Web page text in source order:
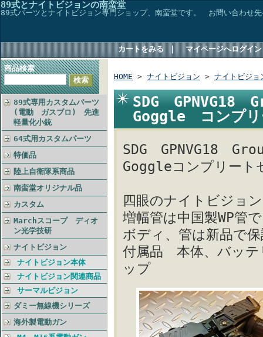
89式とナイトビジョンの南蛮堂
89式パーツとナイトビジョン専門ショップ、南蛮堂です。 お問い合
カートをみる マイページへログイン
商品検索
89式専用カスタムパーツ
(電動 ガスブロ) 先進
軽量化小銃
64式用カスタムパーツ
特価品
陸上自衛隊系商品
南蛮堂オリジナル品
カスタム
Marchスコープ ディオ
ン光学技研
ナイトビジョン
ナイトビジョン本体
ナイトビジョン関連商品
サーマルビジョン
ダミー無線機シリーズ
海外製電動ガン
HOME > ナイトビジョン > ナイトビジョ
SDG
Goggle コンプリ
SDG GPNVG18
Goggleコンプリート
四眼のナイトビジョ
増幅管は中国製WP管
ボディ、管は新品で
付属品 本体、バッテ
ップ